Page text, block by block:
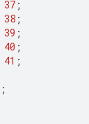
37 ;
38 ;
39 ;
40 ;
41 ;
;